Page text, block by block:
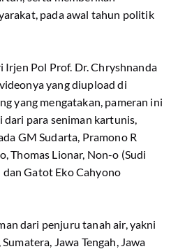
pada awal tahun politik
Irjen Pol Prof. Dr. Chryshnanda
yang diupload di
yang mengatakan, pameran ini
para seniman kartunis,
GM Sudarta, Pramono R
Thomas Lionar, Non-o (Sudi
Gatot Eko Cahyono
dari penjuru tanah air, yakni
Jawa Tengah, Jawa